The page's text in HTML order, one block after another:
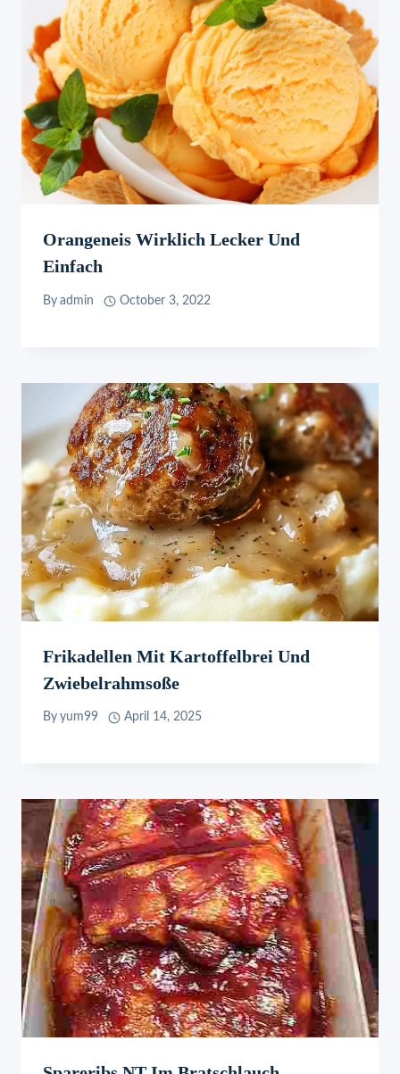
Orangeneis Wirklich Lecker Und
Einfach
By admin October 3, 2022
Frikadellen Mit Kartoffelbrei Und
Zwiebelrahmsoße
By yum99 April 14, 2025